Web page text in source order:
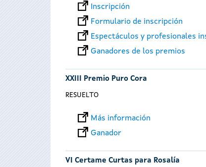
Inscripción
Formulario de inscripción
Espectáculos y profesionales
Ganadores de los premios
XXIII Premio Puro Cora
RESUELTO
Más información
Ganador
VI Certame Curtas para Rosalía